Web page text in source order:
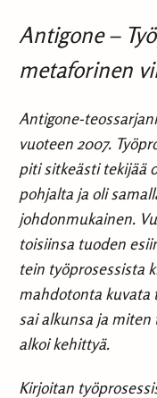
Antigone –
metaforinen
Antigone-
vuoteen 2007.
piti sitkeästi tekijää
pohjalta ja oli
johdonmukainen.
toisiinsa tuoden
tein työprosessista
mahdotonta kuvata
sai alkunsa ja
alkoi kehittyä.
Kirjoitan